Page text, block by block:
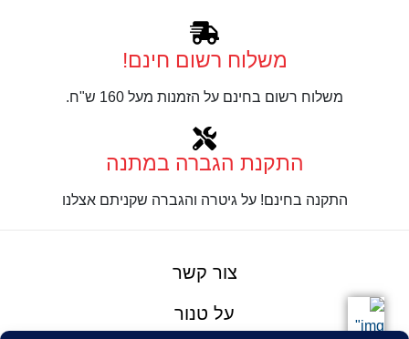
משלוח רשום חינם!
משלוח רשום בחינם על הזמנות מעל 160 ש"ח.
התקנת הגברה במתנה
התקנה בחינם! על גיטרה והגברה שקניתם אצלנו
צור קשר
על טנור